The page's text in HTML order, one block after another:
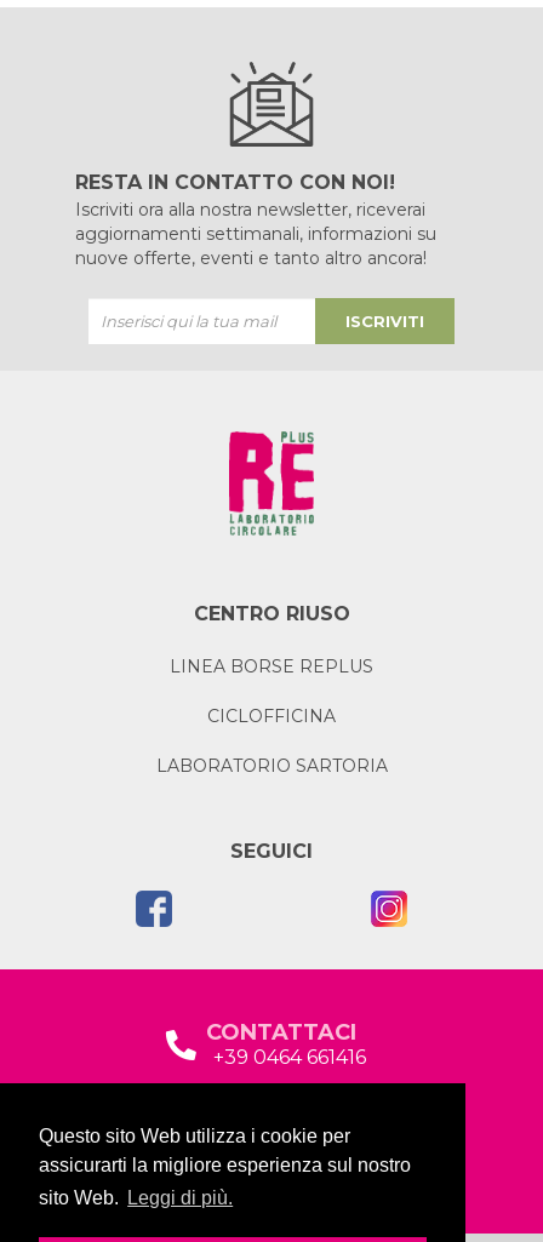
Questo sito Web utilizza i cookie per
assicurarti la migliore esperienza sul nostro
sito Web.
Leggi di più.
RESTA IN CONTATTO CON NOI!
Iscriviti ora alla nostra newsletter, riceverai
aggiornamenti settimanali, informazioni su
nuove offerte, eventi e tanto altro ancora!
ISCRIVITI
CENTRO RIUSO
LINEA BORSE REPLUS
CICLOFFICINA
LABORATORIO SARTORIA
SEGUICI
CONTATTACI
+39 0464 661416
Via Baltera, 19
38066 Riva del Garda (TN)